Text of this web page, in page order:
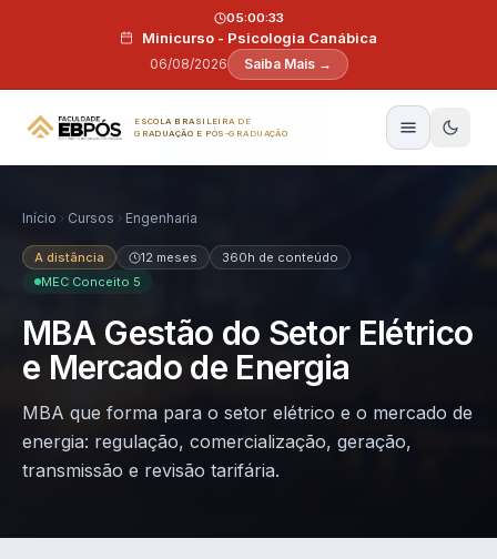
Minicurso - Psicologia Canábica
06/08/2026
05:00:32
Saiba Mais →
ESCOLA BRASILEIRA DE
GRADUAÇÃO E PÓS-GRADUAÇÃO
Início Cursos Engenharia
A distância 12 meses
360h de conteúdo
MEC Conceito 5
MBA Gestão do Setor Elétrico
e Mercado de Energia
MBA que forma para o setor elétrico e o mercado de
energia: regulação, comercialização, geração,
transmissão e revisão tarifária.